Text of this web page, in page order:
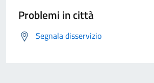
Problemi in città
Segnala disservizio